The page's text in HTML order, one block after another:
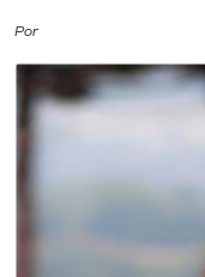
Cultura
CPA
Por